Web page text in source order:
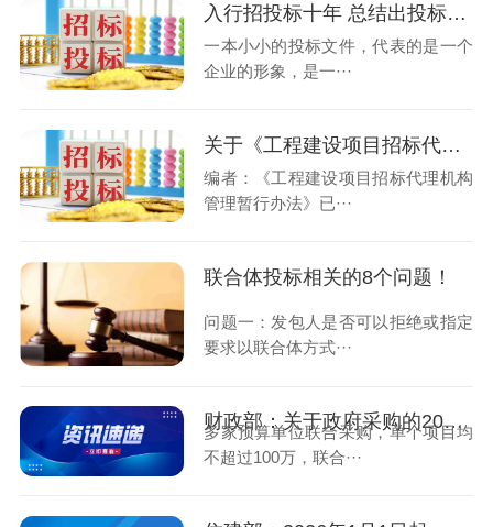
入行招投标十年 总结出投标活动最应注意的六大事项
一本小小的投标文件，代表的是一个
企业的形象，是一···
关于《工程建设项目招标代理机构管理暂行办法》的解读
编者：《工程建设项目招标代理机构
管理暂行办法》已···
联合体投标相关的8个问题！
问题一：发包人是否可以拒绝或指定
要求以联合体方式···
财政部：关于政府采购的20个集中答复
多家预算单位联合采购，单个项目均
不超过100万，联合···